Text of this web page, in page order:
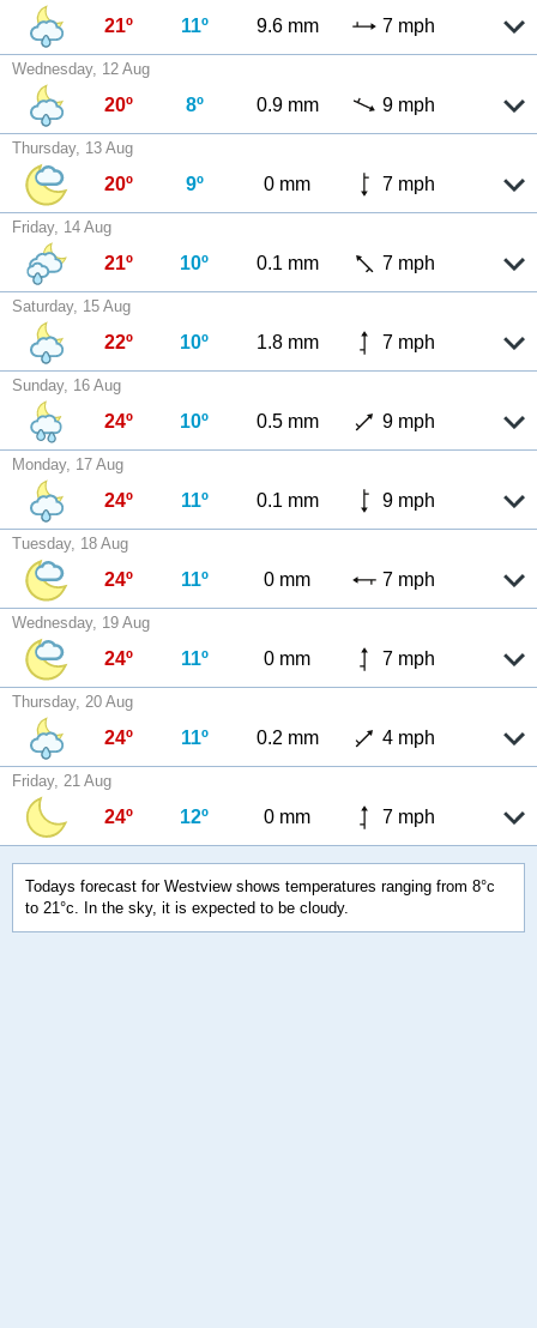
21º 11º 9.6 mm 7 mph
Wednesday, 12 Aug
20º 8º 0.9 mm 9 mph
Thursday, 13 Aug
20º 9º 0 mm 7 mph
Friday, 14 Aug
21º 10º 0.1 mm 7 mph
Saturday, 15 Aug
22º 10º 1.8 mm 7 mph
Sunday, 16 Aug
24º 10º 0.5 mm 9 mph
Monday, 17 Aug
24º 11º 0.1 mm 9 mph
Tuesday, 18 Aug
24º 11º 0 mm 7 mph
Wednesday, 19 Aug
24º 11º 0 mm 7 mph
Thursday, 20 Aug
24º 11º 0.2 mm 4 mph
Friday, 21 Aug
24º 12º 0 mm 7 mph
Todays forecast for Westview shows temperatures ranging from 8°c
to 21°c. In the sky, it is expected to be cloudy.